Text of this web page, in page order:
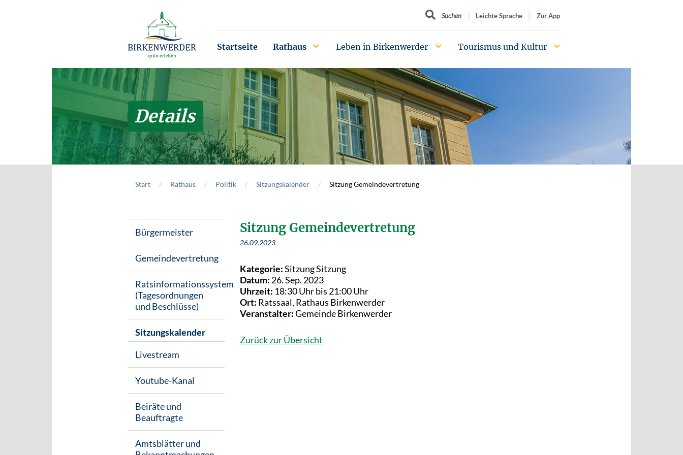
Suchbegriff
Suchen Leichte Sprache Zur App
Startseite Rathaus Leben in Birkenwerder Tourismus und Kultur
Details
Start Rathaus Politik Sitzungskalender Sitzung Gemeindevertretung
Bürgermeister
Gemeindevertretung
Ratsinformationssystem
(Tagesordnungen
und Beschlüsse)
Sitzungskalender
Livestream
Youtube-Kanal
Beiräte und
Beauftragte
Amtsblätter und
Sitzung Gemeindevertretung
26.09.2023
Kategorie:Sitzung Sitzung
Datum: 26. Sep. 2023
Uhrzeit: 18:30 Uhr bis 21:00 Uhr
Ort: Ratssaal, Rathaus Birkenwerder
Veranstalter:Gemeinde Birkenwerder
Zurück zur Übersicht